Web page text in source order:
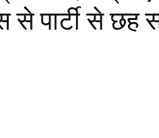
से पार्टी से छह